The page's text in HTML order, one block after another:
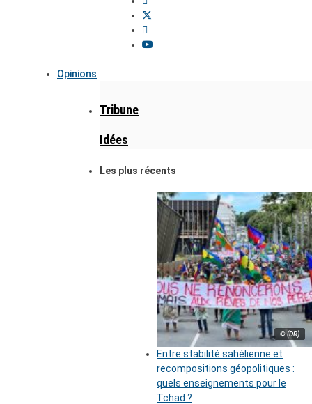
Opinions
Tribune
Idées
Les plus récents
© (DR)
Entre stabilité sahélienne et
recompositions géopolitiques :
quels enseignements pour le
Tchad ?